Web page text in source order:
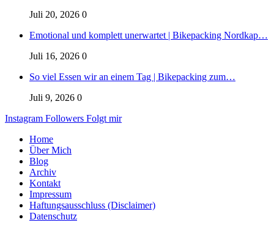
Juli 20, 2026 0
Emotional und komplett unerwartet | Bikepacking Nordkap…
Juli 16, 2026 0
So viel Essen wir an einem Tag | Bikepacking zum…
Juli 9, 2026 0
Instagram Followers Folgt mir
Home
Über Mich
Blog
Archiv
Kontakt
Impressum
Haftungsausschluss (Disclaimer)
Datenschutz